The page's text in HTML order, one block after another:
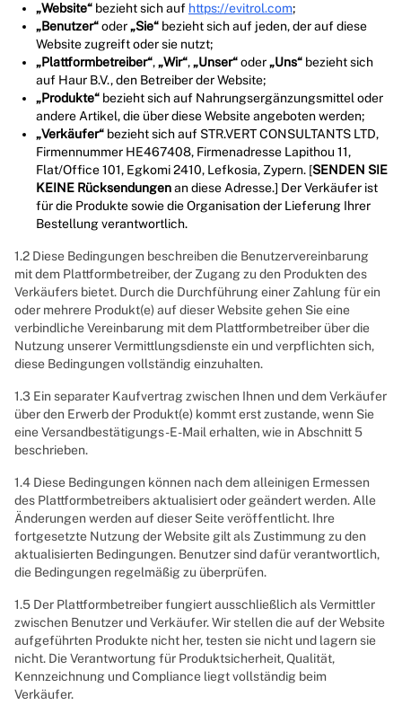
„Website“ bezieht sich auf https://evitrol.com;
„Benutzer“oder„Sie“ bezieht sich auf jeden, der auf diese
Website zugreift oder sie nutzt;
„Plattformbetreiber“,„Wir“,„Unser“oder„Uns“ bezieht sich
auf Haur B.V., den Betreiber der Website;
„Produkte“ bezieht sich auf Nahrungsergänzungsmittel oder
andere Artikel, die über diese Website angeboten werden;
„Verkäufer“ bezieht sich auf STR.VERT CONSULTANTS LTD,
Firmennummer HE467408, Firmenadresse Lapithou 11,
Flat/Office 101, Egkomi 2410, Lefkosia, Zypern. [SENDEN SIE
KEINE Rücksendungenan diese Adresse.] Der Verkäufer ist
für die Produkte sowie die Organisation der Lieferung Ihrer
Bestellung verantwortlich.
1.2 Diese Bedingungen beschreiben die Benutzervereinbarung
mit dem Plattformbetreiber, der Zugang zu den Produkten des
Verkäufers bietet. Durch die Durchführung einer Zahlung für ein
oder mehrere Produkt(e) auf dieser Website gehen Sie eine
verbindliche Vereinbarung mit dem Plattformbetreiber über die
Nutzung unserer Vermittlungsdienste ein und verpflichten sich,
diese Bedingungen vollständig einzuhalten.
1.3 Ein separater Kaufvertrag zwischen Ihnen und dem Verkäufer
über den Erwerb der Produkt(e) kommt erst zustande, wenn Sie
eine Versandbestätigungs-E-Mail erhalten, wie in Abschnitt 5
beschrieben.
1.4 Diese Bedingungen können nach dem alleinigen Ermessen
des Plattformbetreibers aktualisiert oder geändert werden. Alle
Änderungen werden auf dieser Seite veröffentlicht. Ihre
fortgesetzte Nutzung der Website gilt als Zustimmung zu den
aktualisierten Bedingungen. Benutzer sind dafür verantwortlich,
die Bedingungen regelmäßig zu überprüfen.
1.5 Der Plattformbetreiber fungiert ausschließlich als Vermittler
zwischen Benutzer und Verkäufer. Wir stellen die auf der Website
aufgeführten Produkte nicht her, testen sie nicht und lagern sie
nicht. Die Verantwortung für Produktsicherheit, Qualität,
Kennzeichnung und Compliance liegt vollständig beim
Verkäufer.